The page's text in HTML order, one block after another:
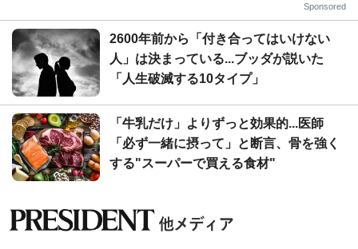
Sponsored
2600年前から「付き合ってはいけない
人」は決まっている...ブッダが説いた
「人生破滅する10タイプ」
「牛乳だけ」よりずっと効果的...医師
「必ず一緒に摂って」と断言、骨を強く
する"スーパーで買える食材"